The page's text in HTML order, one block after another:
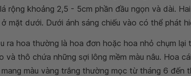
rộng khoảng 2,5 - 5cm phần đầu ngọn và dài.
ở mặt dưới. Dưới ánh sáng chiếu vào có thể phát
ra hoa thường là hoa đơn hoặc hoa nhỏ chụm lại
và thô chứa những sợi lông mềm màu nâu. Hoa
mang màu vàng trắng thường mọc từ tháng 6 đến